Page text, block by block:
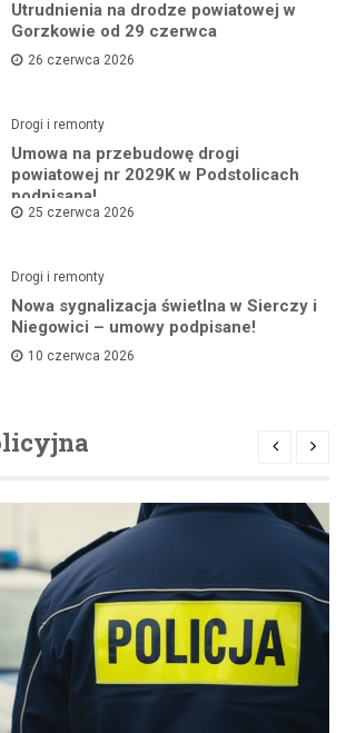
Utrudnienia na drodze powiatowej w
Gorzkowie od 29 czerwca
26 czerwca 2026
Drogi i remonty
Umowa na przebudowę drogi
powiatowej nr 2029K w Podstolicach
podpisana!
25 czerwca 2026
Drogi i remonty
Nowa sygnalizacja świetlna w Sierczy i
Niegowici – umowy podpisane!
10 czerwca 2026